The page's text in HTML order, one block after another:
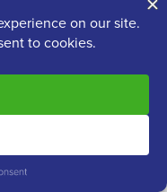
puoi trovare
dettagliato per